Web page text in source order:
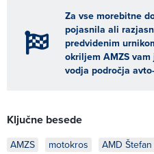
Za vse morebitne
pojasnila ali
predvidenim
okriljem AMZS
vodja področja
Ključne besede
AMZS motokros AMD